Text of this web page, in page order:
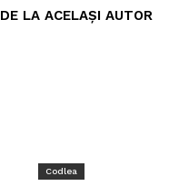
DE LA ACELAȘI AUTOR
Codlea